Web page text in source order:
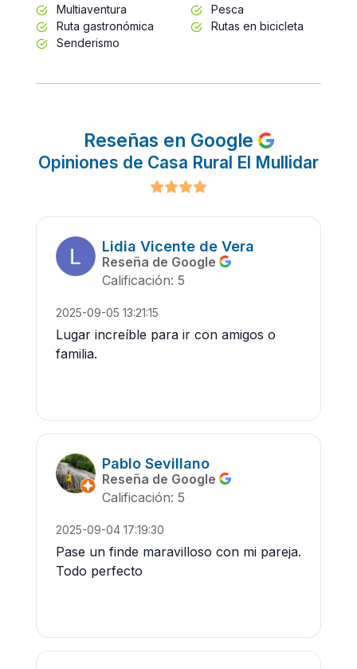
Multiaventura
Pesca
Ruta gastronómica
Rutas en bicicleta
Senderismo
Reseñas en Google
Opiniones de Casa Rural El Mullidar
Lidia Vicente de Vera
Reseña de Google
Calificación: 5
2025-09-05 13:21:15
Lugar increíble para ir con amigos o
familia.
Pablo Sevillano
Reseña de Google
Calificación: 5
2025-09-04 17:19:30
Pase un finde maravilloso con mi pareja.
Todo perfecto